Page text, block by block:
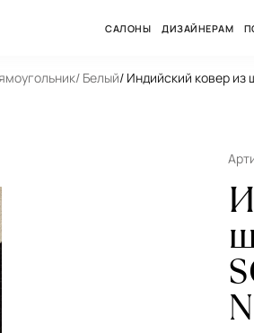
САЛОНЫ ДИЗАЙНЕРАМ
/ Белый/ Индийский ковер из